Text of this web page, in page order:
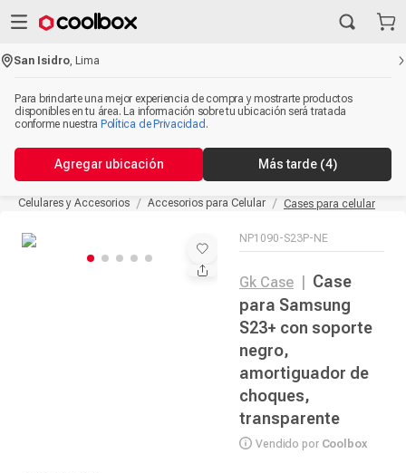
San Isidro ,Lima
Para brindarte una mejor experiencia de compra y mostrarte productos
disponibles en tu área. La información sobre tu ubicación será tratada
conforme nuestra Política de Privacidad .
Agregar ubicación Más tarde (4)
Celulares y Accesorios Accesorios para Celular Cases para celular
NP1090-S23P-NE
Gk Case
Case
para Samsung
S23+ con soporte
negro,
amortiguador de
choques,
transparente
Vendido por Coolbox